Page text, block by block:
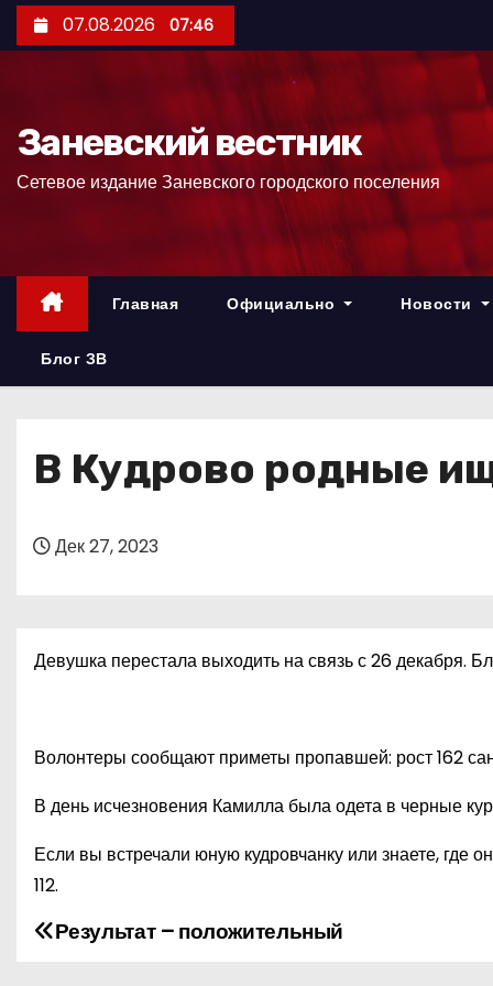
е
р
07.08.2026 07:46
Заневский вестник
Сетевое издание Заневского городского поселения
Главная Официально Новости
Блог ЗВ
В Кудрово родные
Дек 27, 2023
Девушка перестала выходить на связь с 26 декабря.
Волонтеры сообщают приметы пропавшей: рост 162
В день исчезновения Камилла была одета в черные
Если вы встречали юную кудровчанку или знаете, где
112.
НРезультат – положительный